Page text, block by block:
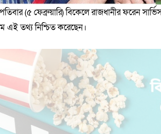
(৫ ফেব্রুয়ারি) বিকেলে রাজধানীর ফরেন
তথ্য নিশ্চিত করেছেন।